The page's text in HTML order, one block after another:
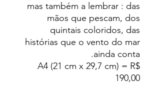
mas também a lembrar : das
mãos que pescam, dos
quintais coloridos, das
histórias que o vento do mar
ainda conta.
A4 (21 cm x 29,7 cm) = R$
190,00